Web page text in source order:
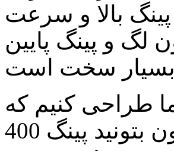
بالا و سرعت
لگ و پینگ پایین
طراحی کنیم که
شما با استفاده از اون بتونید پینگ 400ms رو به 100ms-70ms